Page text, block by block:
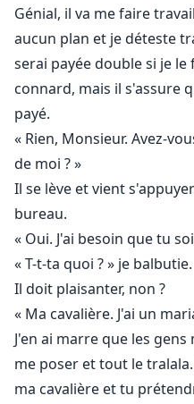
Génial, il va me faire
aucun plan et je déteste
serai payée double si je
connard, mais il s'assure
payé.
« Rien, Monsieur. Avez-
de moi ? »
Il se lève et vient
bureau.
« Oui. J'ai besoin que tu
« T-t-ta quoi ? » je balbutie.
Il doit plaisanter, non ?
« Ma cavalière. J'ai un
J'en ai marre que les
me poser et tout le
ma cavalière et tu